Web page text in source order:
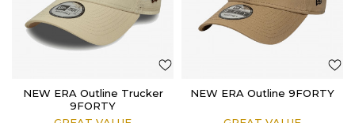
NEW ERA Outline Trucker
9FORTY
NEW ERA Outline 9FORTY